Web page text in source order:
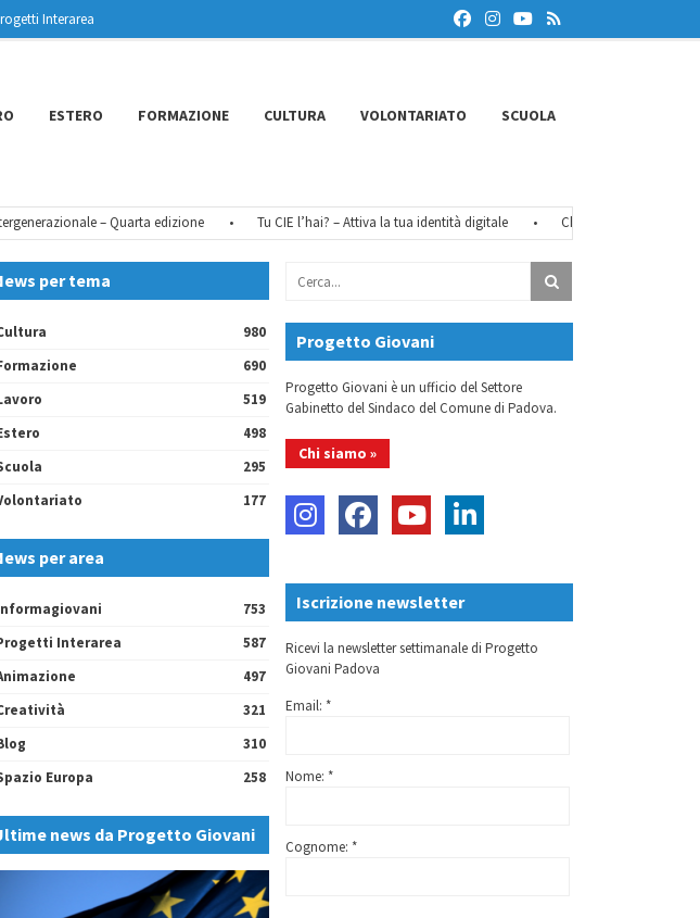
Interarea
ESTERO FORMAZIONE CULTURA VOLONTARIATO SCUOLA
– Quarta edizione Tu CIE l’hai? – Attiva la tua identità digitale Chiusure estive 2026
per tema
980
690
519
498
295
177
per area
753
Interarea
587
497
321
310
Europa
258
news da Progetto Giovani
Progetto Giovani
Progetto Giovani è un ufficio del Settore
Gabinetto del Sindaco del Comune di Padova.
Chi siamo »
Iscrizione newsletter
Ricevi la newsletter settimanale di Progetto
Giovani Padova
Email: *
Nome: *
Cognome: *